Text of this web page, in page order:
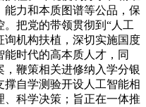
力和本质图谱等公品，保
把党的带领贯彻到“人工
询机构扶植，深切实施国度
时代的高本质人才，同
鞭策相关进修纳入学分银
自学测验开设人工智能相
科学决策；旨正在一体推